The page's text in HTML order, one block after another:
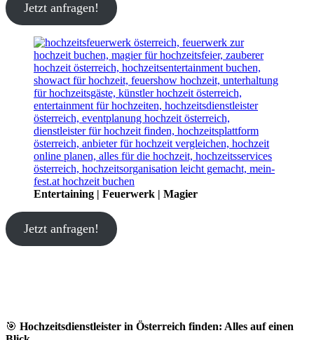
Jetzt anfragen!
Entertaining | Feuerwerk | Magier
Jetzt anfragen!
🎯 Hochzeitsdienstleister in Österreich finden: Alles auf einen